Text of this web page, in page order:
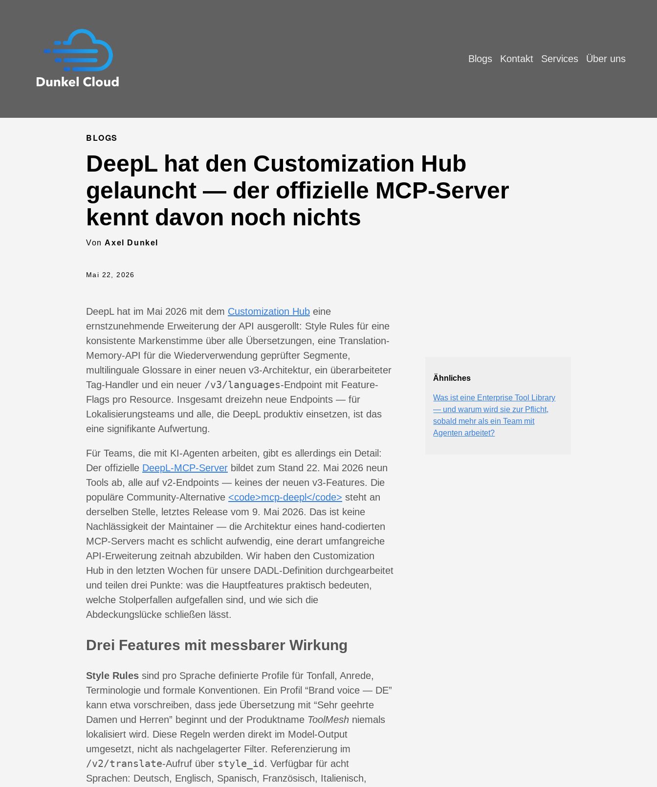
Blogs Kontakt Services Über uns
BLOGS
DeepL hat den Customization Hub
gelauncht — der offizielle MCP-Server
kennt davon noch nichts
VonAxel Dunkel
Mai 22, 2026
DeepL hat im Mai 2026 mit dem Customization Hub eine
ernstzunehmende Erweiterung der API ausgerollt: Style Rules für eine
konsistente Markenstimme über alle Übersetzungen, eine Translation-
Memory-API für die Wiederverwendung geprüfter Segmente,
multilinguale Glossare in einer neuen v3-Architektur, ein überarbeiteter
Tag-Handler und ein neuer /v3/languages-Endpoint mit Feature-
Flags pro Resource. Insgesamt dreizehn neue Endpoints — für
Lokalisierungsteams und alle, die DeepL produktiv einsetzen, ist das
eine signifikante Aufwertung.
Für Teams, die mit KI-Agenten arbeiten, gibt es allerdings ein Detail:
Der offizielle DeepL-MCP-Server bildet zum Stand 22. Mai 2026 neun
Tools ab, alle auf v2-Endpoints — keines der neuen v3-Features. Die
populäre Community-Alternative <code>mcp-deepl</code> steht an
derselben Stelle, letztes Release vom 9. Mai 2026. Das ist keine
Nachlässigkeit der Maintainer — die Architektur eines hand-codierten
MCP-Servers macht es schlicht aufwendig, eine derart umfangreiche
API-Erweiterung zeitnah abzubilden. Wir haben den Customization
Hub in den letzten Wochen für unsere DADL-Definition durchgearbeitet
und teilen drei Punkte: was die Hauptfeatures praktisch bedeuten,
welche Stolperfallen aufgefallen sind, und wie sich die
Abdeckungslücke schließen lässt.
Drei Features mit messbarer Wirkung
Style Rules sind pro Sprache definierte Profile für Tonfall, Anrede,
Terminologie und formale Konventionen. Ein Profil “Brand voice — DE”
kann etwa vorschreiben, dass jede Übersetzung mit “Sehr geehrte
Damen und Herren” beginnt und der Produktname ToolMesh niemals
lokalisiert wird. Diese Regeln werden direkt im Model-Output
umgesetzt, nicht als nachgelagerter Filter. Referenzierung im
/v2/translate-Aufruf über style_id. Verfügbar für acht
Sprachen: Deutsch, Englisch, Spanisch, Französisch, Italienisch,
Ähnliches
Was ist eine Enterprise Tool Library
— und warum wird sie zur Pflicht,
sobald mehr als ein Team mit
Agenten arbeitet?